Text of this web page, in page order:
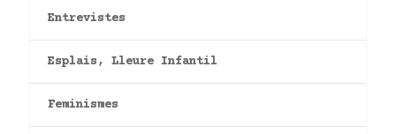
Entrevistes
Esplais, Lleure Infantil
Feminismes